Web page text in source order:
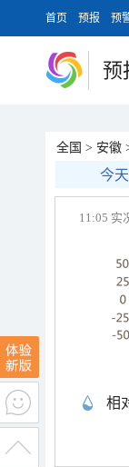
首页 预报 预
预
全国 > 安徽
今天
11:05 实
相